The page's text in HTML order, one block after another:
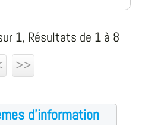
1, Résultats de 1 à 8
>>
d'information